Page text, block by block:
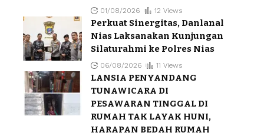
01/08/2026 12 Views
Perkuat Sinergitas, Danlanal
Nias Laksanakan Kunjungan
Silaturahmi ke Polres Nias
06/08/2026 11 Views
LANSIA PENYANDANG
TUNAWICARA DI
PESAWARAN TINGGAL DI
RUMAH TAK LAYAK HUNI,
HARAPAN BEDAH RUMAH